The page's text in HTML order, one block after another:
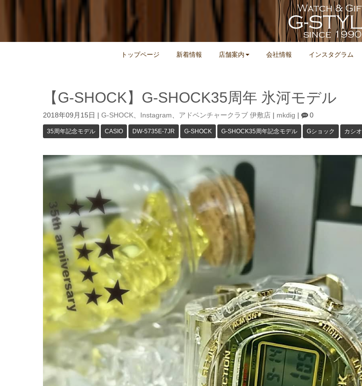
トップページ 新着情報 店舗案内 会社情報 インスタグラム
【G-SHOCK】G-SHOCK35周年 氷河モデル
2018年09月15日 G-SHOCK、 Instagram、 アドベンチャークラブ 伊敷店 mkdig 0
35周年記念モデル CASIO DW-5735E-7JR G-SHOCK G-SHOCK35周年記念モデル Gショック カシオ